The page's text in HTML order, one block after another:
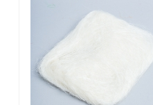
Количество в коробке
Единица измерения